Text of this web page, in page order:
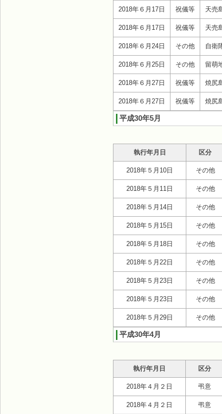
2018年６月17日 祝儀等 天売
2018年６月17日 祝儀等 天売
2018年６月24日 その他 自衛
2018年６月25日 その他 留萌
2018年６月27日 祝儀等 焼尻
2018年６月27日 祝儀等 焼尻
平成30年5月
執行年月日 区分
2018年５月10日 その他
2018年５月11日 その他
2018年５月14日 その他
2018年５月15日 その他
2018年５月18日 その他
2018年５月22日 その他
2018年５月23日 その他
2018年５月23日 その他
2018年５月29日 その他
平成30年4月
執行年月日 区分
2018年４月２日 弔意
2018年４月２日 弔意